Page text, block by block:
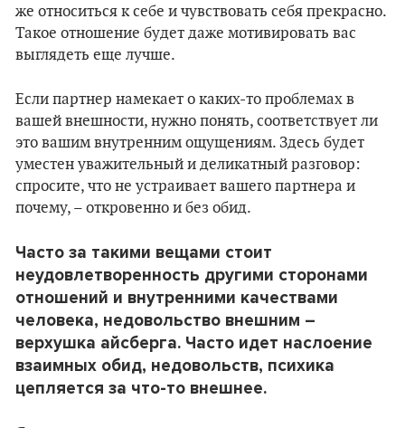
же относиться к себе и чувствовать себя прекрасно.
Такое отношение будет даже мотивировать вас
выглядеть еще лучше.
Если партнер намекает о каких-то проблемах в
вашей внешности, нужно понять, соответствует ли
это вашим внутренним ощущениям. Здесь будет
уместен уважительный и деликатный разговор:
спросите, что не устраивает вашего партнера и
почему, – откровенно и без обид.
Часто за такими вещами стоит
неудовлетворенность другими сторонами
отношений и внутренними качествами
человека, недовольство внешним –
верхушка айсберга. Часто идет наслоение
взаимных обид, недовольств, психика
цепляется за что-то внешнее.